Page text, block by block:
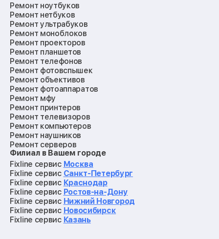
Ремонт ноутбуков
Ремонт нетбуков
Ремонт ультрабуков
Ремонт моноблоков
Ремонт проекторов
Ремонт планшетов
Ремонт телефонов
Ремонт фотовспышек
Ремонт объективов
Ремонт фотоаппаратов
Ремонт мфу
Ремонт принтеров
Ремонт телевизоров
Ремонт компьютеров
Ремонт наушников
Ремонт серверов
Ремонт мониторов
Ремонт квадрокоптеров
Ремонт электросамокатов
Ремонт материнских плат
Ремонт видеокарт
Ремонт кофемашин
Ремонт vr систем
Ремонт игровых приставок
Филиал в Вашем городе
Fixline сервис Москва
Fixline сервис Санкт-Петербург
Fixline сервис Краснодар
Fixline сервис Ростов-на-Дону
Fixline сервис Нижний Новгород
Fixline сервис Новосибирск
Fixline сервис Казань